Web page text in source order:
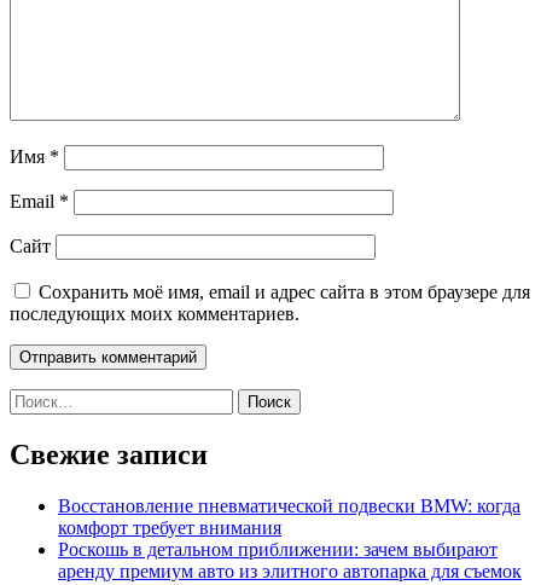
Имя *
Email *
Сайт
Сохранить моё имя, email и адрес сайта в этом браузере для
последующих моих комментариев.
Найти:
Свежие записи
Восстановление пневматической подвески BMW: когда
комфорт требует внимания
Роскошь в детальном приближении: зачем выбирают
аренду премиум авто из элитного автопарка для съемок